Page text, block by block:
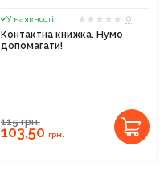
У наявності
0
Контактна книжка. Нумо
допомагати!
115грн.
103,50 грн.